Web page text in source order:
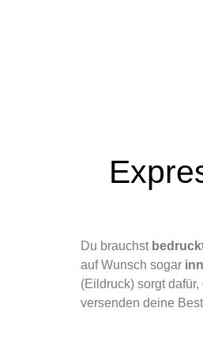
Du brauchst
auf Wunsch sogar
(Eildruck) sorgt
versenden deine